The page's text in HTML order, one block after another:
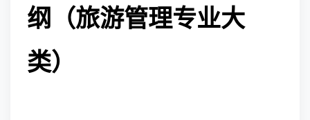
纲（旅游管理专业大
类）